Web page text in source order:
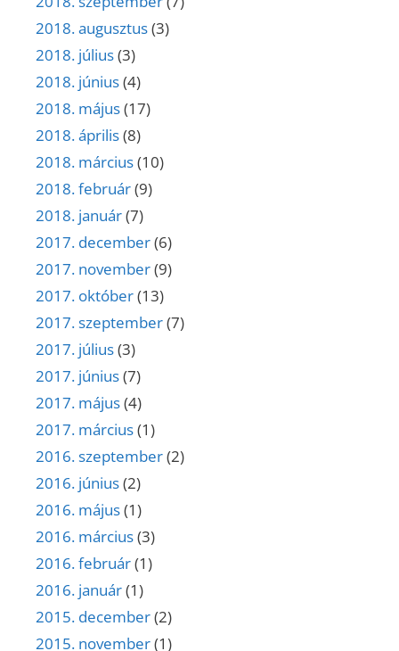
2018. augusztus(3)
2018. július(3)
2018. június(4)
2018. május(17)
2018. április(8)
2018. március(10)
2018. február(9)
2018. január(7)
2017. december(6)
2017. november(9)
2017. október(13)
2017. szeptember(7)
2017. július(3)
2017. június(7)
2017. május(4)
2017. március(1)
2016. szeptember(2)
2016. június(2)
2016. május(1)
2016. március(3)
2016. február(1)
2016. január(1)
2015. december(2)
2015. november(1)